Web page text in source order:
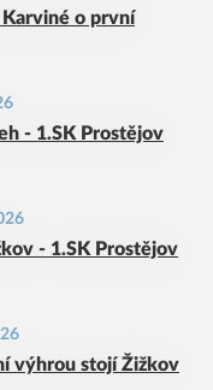
o první
- 1.SK Prostějov
- 1.SK Prostějov
výhrou stojí Žižkov